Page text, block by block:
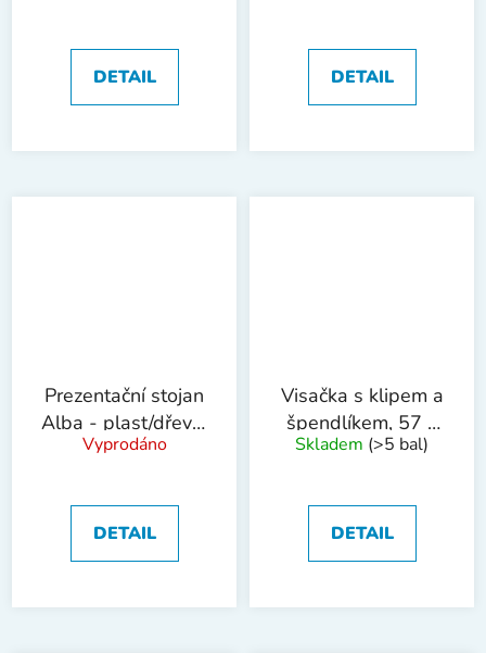
DETAIL DETAIL
Prezentační stojan
Alba - plast/dřevo,
8 kapes
Vyprodáno
DETAIL
Visačka s klipem a
špendlíkem, 57 x
90 mm, 50 ks
Skladem (>5 bal)
DETAIL